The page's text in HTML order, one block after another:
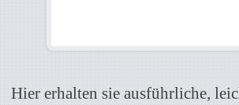
Hier erhalten sie ausführliche,